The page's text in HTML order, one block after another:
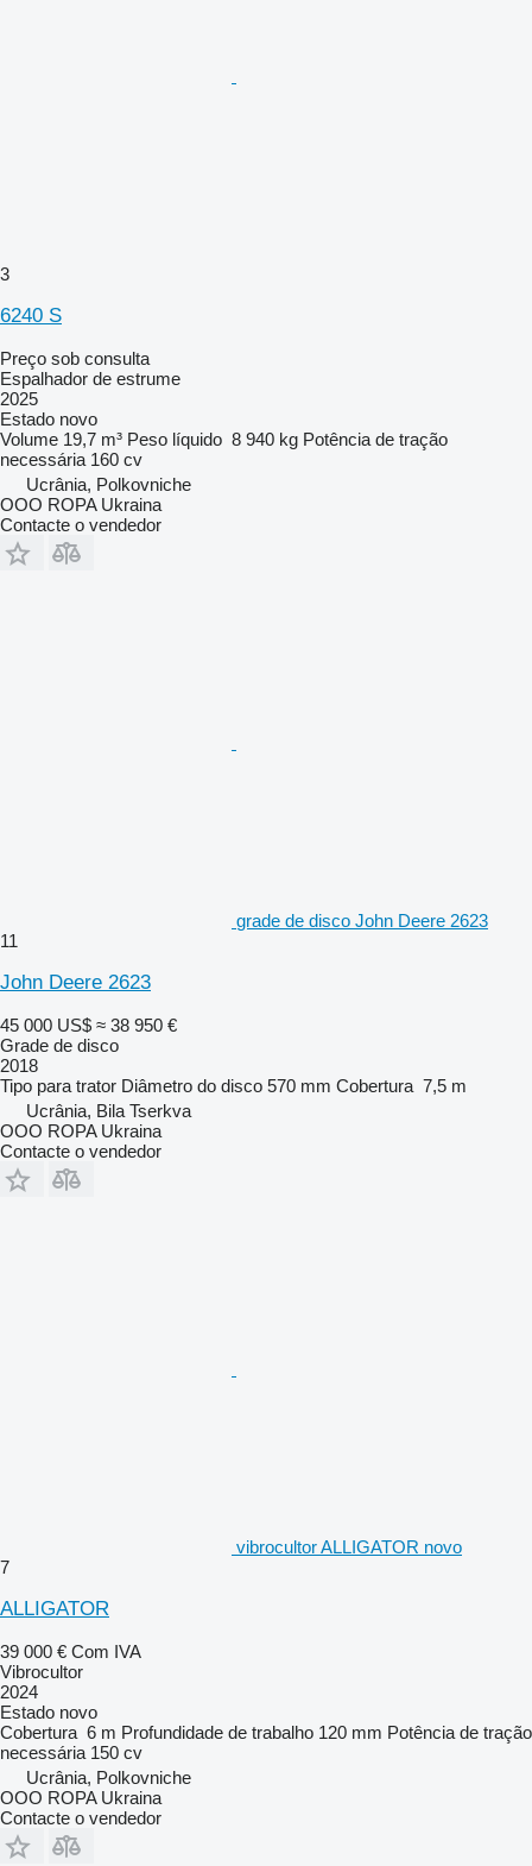
3
6240 S
Preço sob consulta
Espalhador de estrume
2025
Estado novo
Volume 19,7 m³ Peso líquido 8 940 kg Potência de tração
necessária 160 cv
Ucrânia, Polkovniche
OOO ROPA Ukraina
Contacte o vendedor
grade de disco John Deere 2623
11
John Deere 2623
45 000 US$ ≈ 38 950 €
Grade de disco
2018
Tipo para trator Diâmetro do disco 570 mm Cobertura 7,5 m
Ucrânia, Bila Tserkva
OOO ROPA Ukraina
Contacte o vendedor
vibrocultor ALLIGATOR novo
7
ALLIGATOR
39 000 € Com IVA
Vibrocultor
2024
Estado novo
Cobertura 6 m Profundidade de trabalho 120 mm Potência de tração
necessária 150 cv
Ucrânia, Polkovniche
OOO ROPA Ukraina
Contacte o vendedor